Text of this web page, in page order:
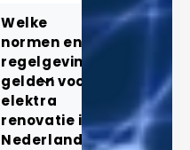
Welke
normen en
regelgeving
gelden voor
elektra
renovatie in
Nederland?